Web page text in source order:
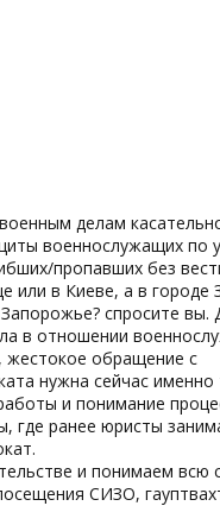
делам
военнослужащих по
пропавших без
или в Киеве, а в городе
спросите вы.
в отношении
жестокое обращение с
нужна сейчас именно
и понимание
где ранее юристы
и понимаем всю
СИЗО,